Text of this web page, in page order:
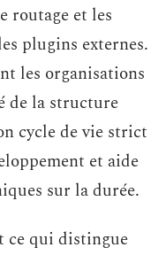
routage et les
plugins externes.
les organisations
de la structure
cycle de vie strict
et aide
sur la durée.
ce qui distingue